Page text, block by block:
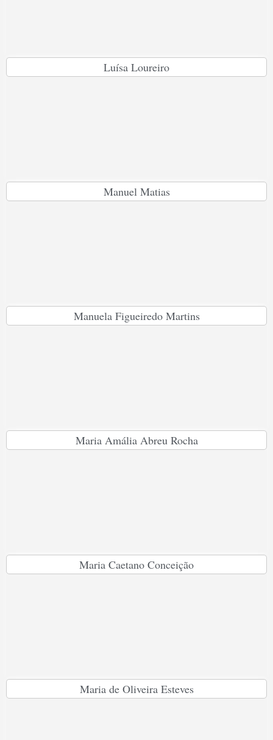
Luísa Loureiro
Manuel Matias
Manuela Figueiredo Martins
Maria Amália Abreu Rocha
Maria Caetano Conceição
Maria de Oliveira Esteves